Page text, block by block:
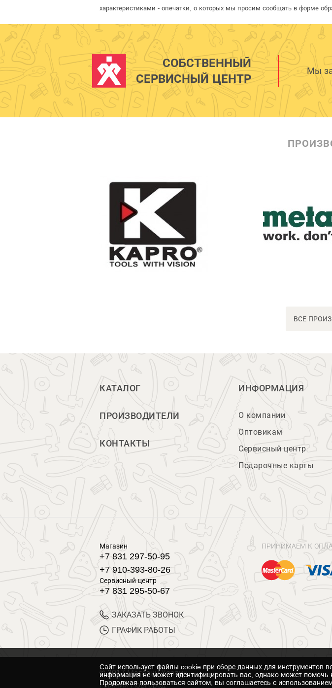
характеристиками - опечатки, о которых мы просим сообщать в форме
СОБСТВЕННЫЙ
СЕРВИСНЫЙ ЦЕНТР
Мы
ВСЕ
КАТАЛОГ
ПРОИЗВОДИТЕЛИ
КОНТАКТЫ
ИНФОРМАЦИЯ
О компании
Оптовикам
Сервисный центр
Подарочные карты
Магазин
+7 831 297-50-95
+7 910-393-80-26
Сервисный центр
+7 831 295-50-67
ЗАКАЗАТЬ ЗВОНОК
ГРАФИК РАБОТЫ
ПРИНИМАЕМ К
© 2017 Магазин Хозяин
Нижний Новгород
Cайт использует файлы cookie при сборе данных для
информация не может идентифицировать вас, однако может помочь
Продолжая пользоваться сайтом, вы соглашаетесь с